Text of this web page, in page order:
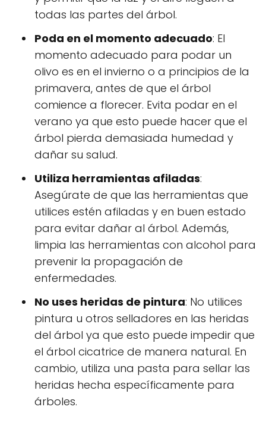
todas las partes del árbol.
Poda en el momento adecuado: El
momento adecuado para podar un
olivo es en el invierno o a principios de la
primavera, antes de que el árbol
comience a florecer. Evita podar en el
verano ya que esto puede hacer que el
árbol pierda demasiada humedad y
dañar su salud.
Utiliza herramientas afiladas:
Asegúrate de que las herramientas que
utilices estén afiladas y en buen estado
para evitar dañar al árbol. Además,
limpia las herramientas con alcohol para
prevenir la propagación de
enfermedades.
No uses heridas de pintura: No utilices
pintura u otros selladores en las heridas
del árbol ya que esto puede impedir que
el árbol cicatrice de manera natural. En
cambio, utiliza una pasta para sellar las
heridas hecha específicamente para
árboles.